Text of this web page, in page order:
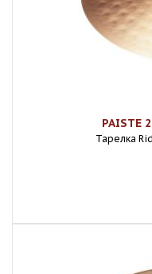
PAISTE
Тарелка